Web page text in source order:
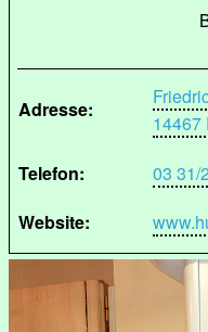
Adresse:
14467
Telefon:
03 31/
Website: